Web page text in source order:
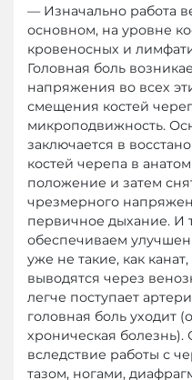
— Изначально работа
основном, на уровне
кровеносных и
Головная боль
напряжения во всех
смещения костей
микроподвижность.
заключается в
костей черепа в
положение и затем
чрезмерного
первичное дыхание. И
обеспечиваем
уже не такие, как
выводятся через
легче поступает
головная боль уходит
хроническая болезнь).
вследствие работы с
тазом, ногами,